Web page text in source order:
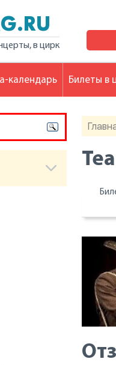
в цирк
календарь Билеты в